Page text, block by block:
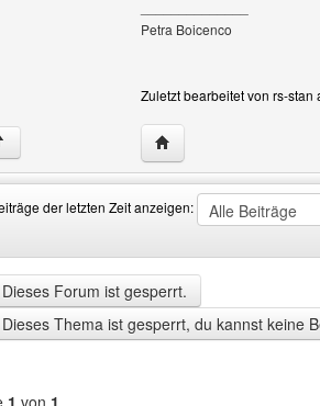
Petra Boicenco
Zuletzt bearbeitet von rs-
Website dieses
der letzten Zeit anzeigen:
anzeigen
Dieses Forum ist gesperrt.
Dieses Thema ist gesperrt, du kannst keine
1 von 1